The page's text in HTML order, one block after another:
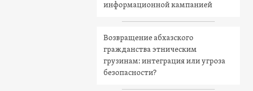
информационной кампанией
Возвращение абхазского
гражданства этническим
грузинам: интеграция или угроза
безопасности?